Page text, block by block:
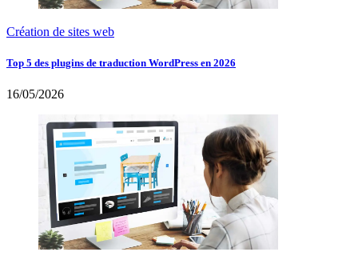
Création de sites web
Top 5 des plugins de traduction WordPress en 2026
16/05/2026